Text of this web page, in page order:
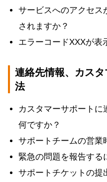
サービスへのアクセス
されますか？
エラーコードXXXが表
連絡先情報、カス
法
カスタマーサポートに
何ですか？
サポートチームの営業
緊急の問題を報告する
サポートチケットの提